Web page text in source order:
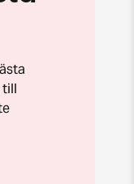
till